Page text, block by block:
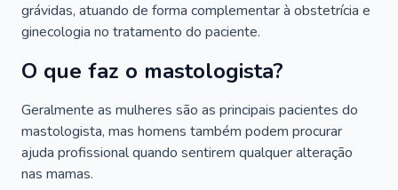
grávidas, atuando de forma complementar à obstetrícia e
ginecologia no tratamento do paciente.
O que faz o mastologista?
Geralmente as mulheres são as principais pacientes do
mastologista, mas homens também podem procurar
ajuda profissional quando sentirem qualquer alteração
nas mamas.